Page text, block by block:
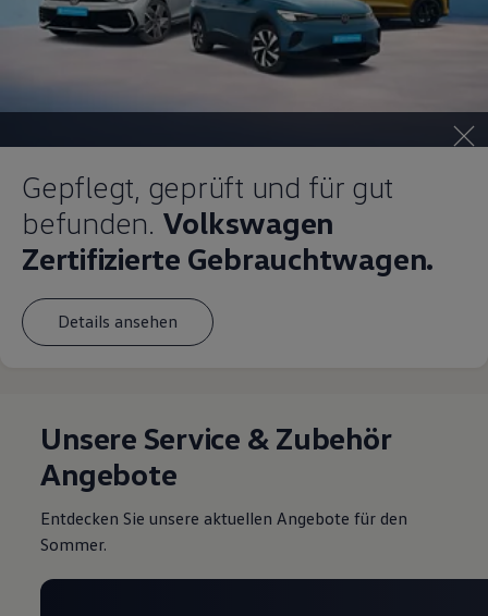
Gepflegt, geprüft und für gut
befunden. Volkswagen
Zertifizierte Gebrauchtwagen.
Details ansehen
Unsere Service & Zubehör
Angebote
Entdecken Sie unsere aktuellen Angebote für den
Sommer.